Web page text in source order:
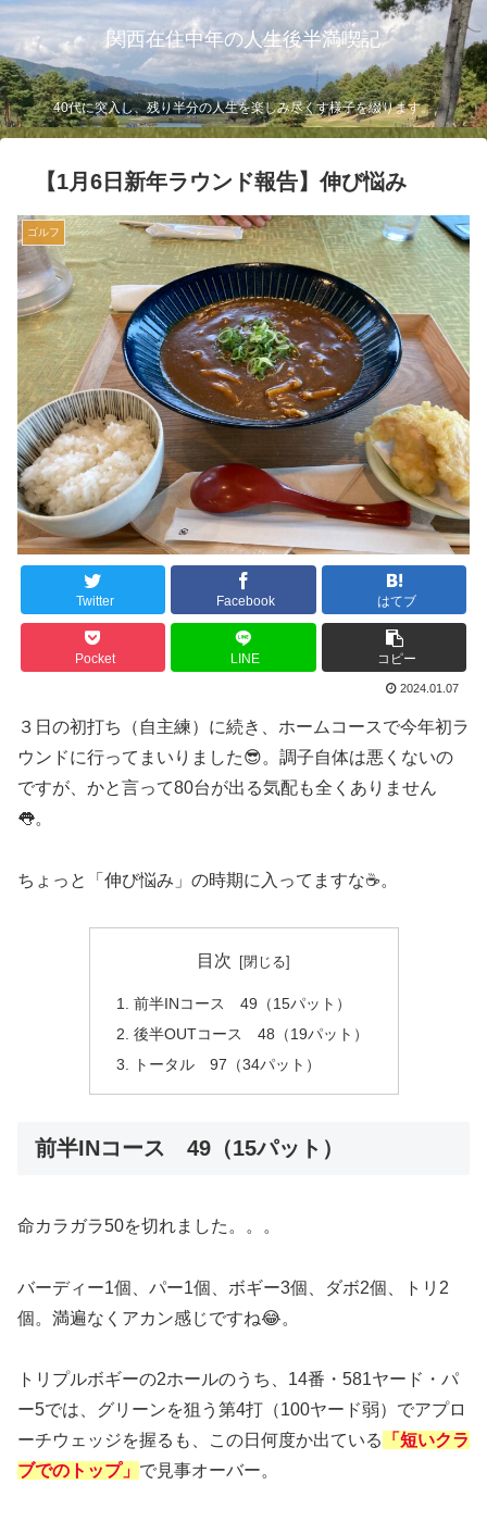
関西在住中年の人生後半満喫記
40代に突入し、残り半分の人生を楽しみ尽くす様子を綴ります。
【1月6日新年ラウンド報告】伸び悩み
ゴルフ
Twitter Facebook はてブ
Pocket LINE コピー
2024.01.07
３日の初打ち（自主練）に続き、ホームコースで今年初ラ
ウンドに行ってまいりました😎。調子自体は悪くないの
ですが、かと言って80台が出る気配も全くありません
👅。
ちょっと「伸び悩み」の時期に入ってますな☕️。
目次
前半INコース 49（15パット）
後半OUTコース 48（19パット）
トータル 97（34パット）
前半INコース 49（15パット）
命カラガラ50を切れました。。。
バーディー1個、パー1個、ボギー3個、ダボ2個、トリ2
個。満遍なくアカン感じですね😂。
トリプルボギーの2ホールのうち、14番・581ヤード・パ
ー5では、グリーンを狙う第4打（100ヤード弱）でアプロ
ーチウェッジを握るも、この日何度か出ている
「短いクラ
ブでのトップ」 で見事オーバー。